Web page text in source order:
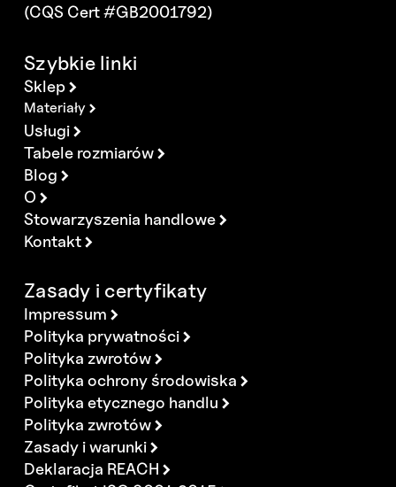
(CQS Cert #GB2001792)
Szybkie linki
Sklep
Materiały
Usługi
Tabele rozmiarów
Blog
O
Stowarzyszenia handlowe
Kontakt
Zasady i certyfikaty
Impressum
Polityka prywatności
Polityka zwrotów
Polityka ochrony środowiska
Polityka etycznego handlu
Polityka zwrotów
Zasady i warunki
Deklaracja REACH